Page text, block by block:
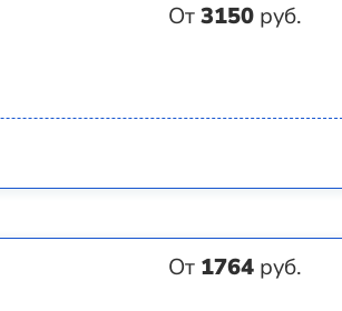
От3150 руб.
От 1764 руб.